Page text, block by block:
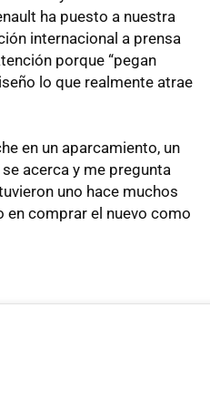
ha puesto a nuestra
internacional a prensa
porque “pegan
lo que realmente atrae
en un aparcamiento, un
acerca y me pregunta
uno hace muchos
en comprar el nuevo como